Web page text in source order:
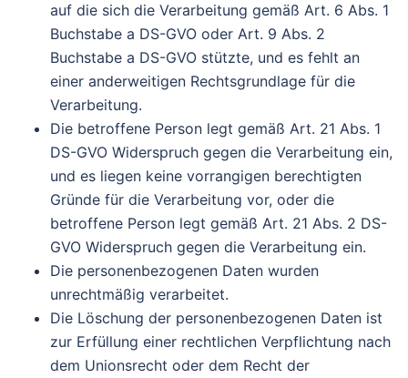
auf die sich die Verarbeitung gemäß Art. 6 Abs. 1
Buchstabe a DS-GVO oder Art. 9 Abs. 2
Buchstabe a DS-GVO stützte, und es fehlt an
einer anderweitigen Rechtsgrundlage für die
Verarbeitung.
Die betroffene Person legt gemäß Art. 21 Abs. 1
DS-GVO Widerspruch gegen die Verarbeitung ein,
und es liegen keine vorrangigen berechtigten
Gründe für die Verarbeitung vor, oder die
betroffene Person legt gemäß Art. 21 Abs. 2 DS-
GVO Widerspruch gegen die Verarbeitung ein.
Die personenbezogenen Daten wurden
unrechtmäßig verarbeitet.
Die Löschung der personenbezogenen Daten ist
zur Erfüllung einer rechtlichen Verpflichtung nach
dem Unionsrecht oder dem Recht der